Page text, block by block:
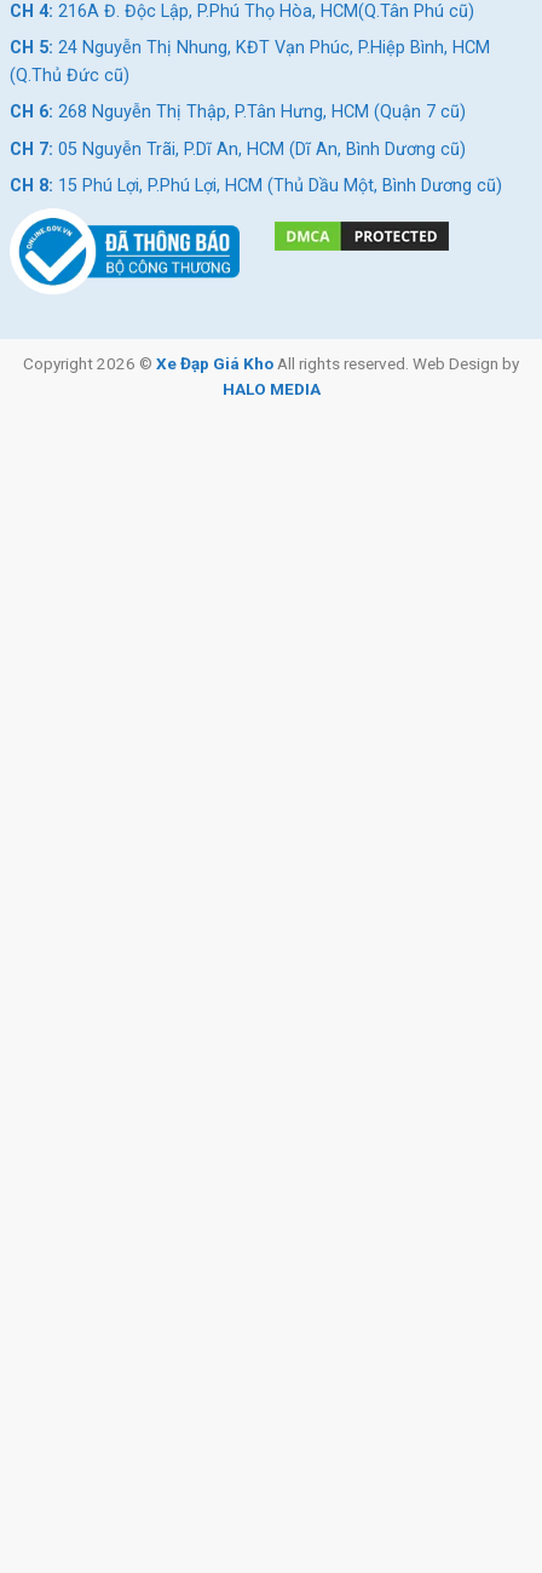
CH 4: 216A Đ. Độc Lập, P.Phú Thọ Hòa, HCM(Q.Tân Phú cũ)
CH 5: 24 Nguyễn Thị Nhung, KĐT Vạn Phúc, P.Hiệp Bình, HCM
(Q.Thủ Đức cũ)
CH 6: 268 Nguyễn Thị Thập, P.Tân Hưng, HCM (Quận 7 cũ)
CH 7: 05 Nguyễn Trãi, P.Dĩ An, HCM (Dĩ An, Bình Dương cũ)
CH 8: 15 Phú Lợi, P.Phú Lợi, HCM (Thủ Dầu Một, Bình Dương cũ)
Copyright 2026 © Xe Đạp Giá Kho All rights reserved. Web Design by
HALO MEDIA